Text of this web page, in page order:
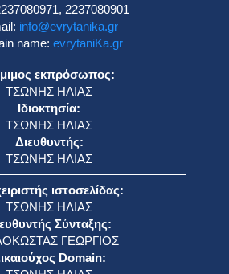
2237080901
info@evrytanika.gr
name: evrytaniKa.gr
εκπρόσωπος:
ΤΣΩΝΗΣ ΗΛΙΑΣ
Ιδιοκτησία:
ΤΣΩΝΗΣ ΗΛΙΑΣ
Διευθυντής:
ΤΣΩΝΗΣ ΗΛΙΑΣ
ιστοσελίδας:
ΤΣΩΝΗΣ ΗΛΙΑΣ
Σύνταξης:
ΓΕΩΡΓΙΟΣ
Domain: